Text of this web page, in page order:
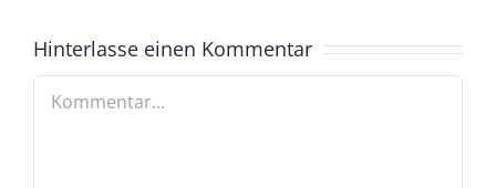
Hinterlasse einen Kommentar
Kommentar